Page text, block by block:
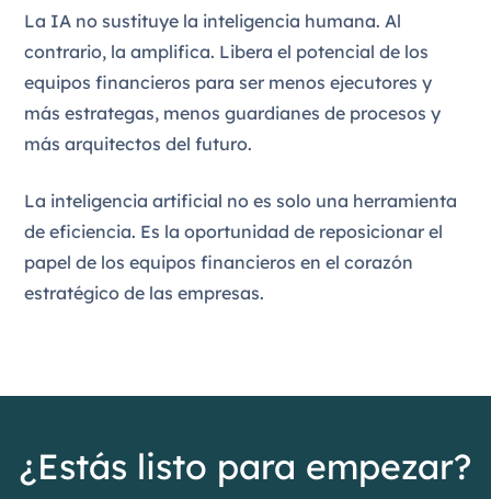
La IA no sustituye la inteligencia humana. Al
contrario, la amplifica. Libera el potencial de los
equipos financieros para ser menos ejecutores y
más estrategas, menos guardianes de procesos y
más arquitectos del futuro.
La inteligencia artificial no es solo una herramienta
de eficiencia. Es la oportunidad de reposicionar el
papel de los equipos financieros en el corazón
estratégico de las empresas.
¿Estás listo para empezar?